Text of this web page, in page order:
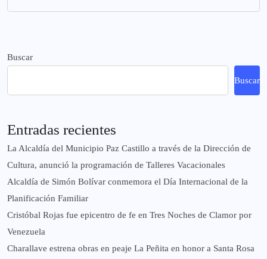
Buscar
Buscar
Entradas recientes
La Alcaldía del Municipio Paz Castillo a través de la Dirección de
Cultura, anunció la programación de Talleres Vacacionales
Alcaldía de Simón Bolívar conmemora el Día Internacional de la
Planificación Familiar
Cristóbal Rojas fue epicentro de fe en Tres Noches de Clamor por
Venezuela
Charallave estrena obras en peaje La Peñita en honor a Santa Rosa